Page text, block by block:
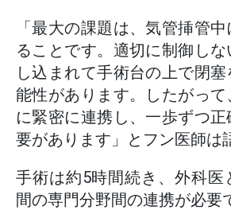
「最大の課題は、気管挿管
ることです。適切に制御し
し込まれて手術台の上で閉
能性があります。したがっ
に緊密に連携し、一歩ずつ
要があります」とフン医師は
手術は約5時間続き、外科医
間の専門分野間の連携が必要